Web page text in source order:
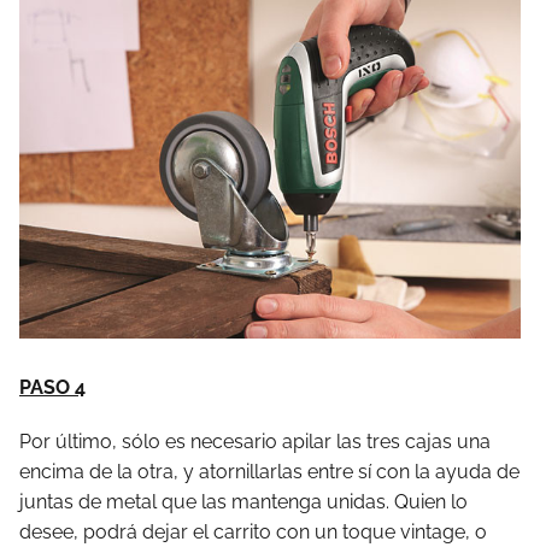
PASO 4
Por último, sólo es necesario apilar las tres cajas una
encima de la otra, y atornillarlas entre sí con la ayuda de
juntas de metal que las mantenga unidas. Quien lo
desee, podrá dejar el carrito con un toque vintage, o